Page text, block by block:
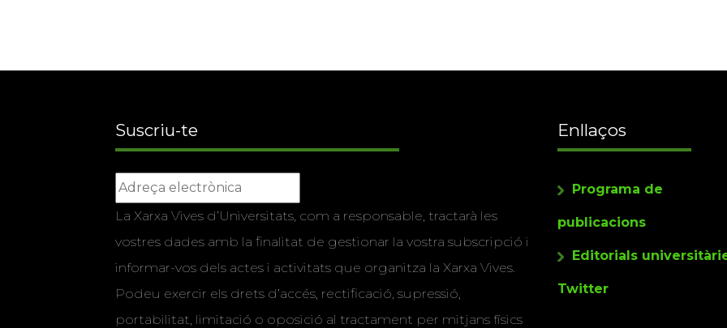
Suscriu-te
La Xarxa Vives d’Universitats, com a responsable, tractarà les
vostres dades amb la finalitat de gestionar la vostra subscripció i
informar-vos dels actes i activitats que organitza la Xarxa Vives.
Podeu exercir els drets d’accés, rectificació, supressió,
portabilitat, limitació o oposició al tractament per mitjans físics
Enllaços
Programa de
publicacions
Editorials
Twitter